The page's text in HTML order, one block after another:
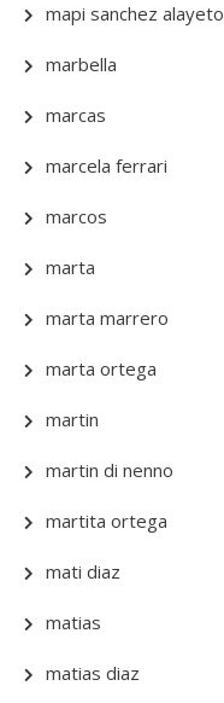
mapi sanchez alayeto
marbella
marcas
marcela ferrari
marcos
marta
marta marrero
marta ortega
martin
martin di nenno
martita ortega
mati diaz
matias
matias diaz